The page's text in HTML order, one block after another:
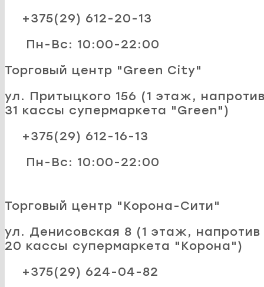
+375(29) 612-20-13
Пн-Вс: 10:00-22:00
Торговый центр "Green City"
ул. Притыцкого 156 (1 этаж,
31 кассы супермаркета "Green")
+375(29) 612-16-13
Пн-Вс: 10:00-22:00
Торговый центр "Корона-Сити"
ул. Денисовская 8 (1 этаж, напротив
20 кассы супермаркета "Корона")
+375(29) 624-04-82